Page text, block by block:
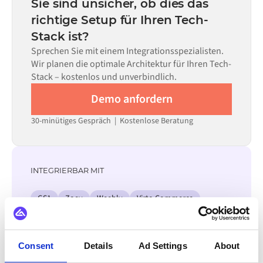
Consent Details Ad Settings About
allein nicht ausreicht.
erforderlichen Datenflüsse und Ihrem internen
Prüfprozess. Vorgefertigte Konnektoren für viele
Systeme sind im Alumio Marketplace verfügbar, was die
Einrichtungszeit erheblich verkürzt.
Sie sind unsicher, ob dies das
richtige Setup für Ihren Tech-
Stack ist?
Sprechen Sie mit einem Integrationsspezialisten.
Wir planen die optimale Architektur für Ihren Tech-
Stack – kostenlos und unverbindlich.
Demo anfordern
30-minütiges Gespräch | Kostenlose Beratung
INTEGRIERBAR MIT
GS1 Zoey Weebly
Virto Commerce
Verifone
Alle Odoo Integrationen ansehen